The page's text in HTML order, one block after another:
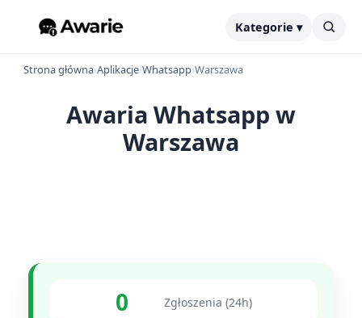
Kategorie ▾
Strona główna›Aplikacje›Whatsapp›Warszawa
Awaria Whatsapp w
Warszawa
0 Zgłoszenia (24h)